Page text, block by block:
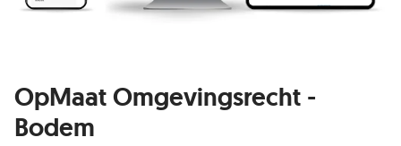
OpMaat Omgevingsrecht -
Bodem